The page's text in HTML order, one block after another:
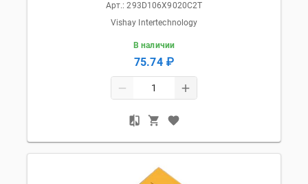
Арт.:293D106X9020C2T
Vishay Intertechnology
В наличии
75.74 ₽